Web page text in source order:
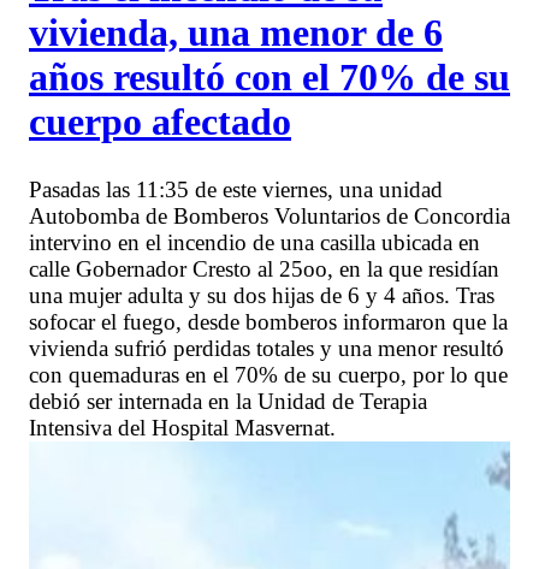
vivienda, una menor de 6
años resultó con el 70% de su
cuerpo afectado
Pasadas las 11:35 de este viernes, una unidad
Autobomba de Bomberos Voluntarios de Concordia
intervino en el incendio de una casilla ubicada en
calle Gobernador Cresto al 25oo, en la que residían
una mujer adulta y su dos hijas de 6 y 4 años. Tras
sofocar el fuego, desde bomberos informaron que la
vivienda sufrió perdidas totales y una menor resultó
con quemaduras en el 70% de su cuerpo, por lo que
debió ser internada en la Unidad de Terapia
Intensiva del Hospital Masvernat.